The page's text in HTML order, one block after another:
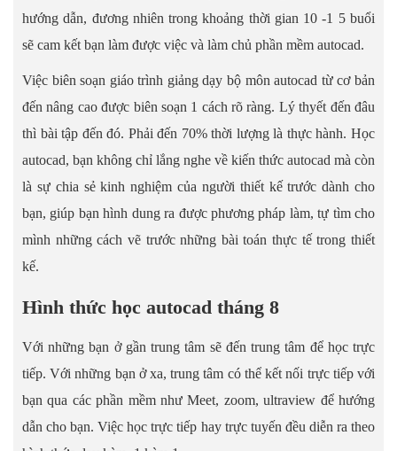
hướng dẫn, đương nhiên trong khoảng thời gian 10 -1 5 buổi
sẽ cam kết bạn làm được việc và làm chủ phần mềm autocad.
Việc biên soạn giáo trình giảng dạy bộ môn autocad từ cơ bản
đến nâng cao được biên soạn 1 cách rõ ràng. Lý thyết đến đâu
thì bài tập đến đó. Phải đến 70% thời lượng là thực hành. Học
autocad, bạn không chỉ lắng nghe về kiến thức autocad mà còn
là sự chia sẻ kinh nghiệm của người thiết kế trước dành cho
bạn, giúp bạn hình dung ra được phương pháp làm, tự tìm cho
mình những cách vẽ trước những bài toán thực tế trong thiết
kế.
Hình thức học autocad tháng 8
Với những bạn ở gần trung tâm sẽ đến trung tâm để học trực
tiếp. Với những bạn ở xa, trung tâm có thể kết nối trực tiếp với
bạn qua các phần mềm như Meet, zoom, ultraview để hướng
dẫn cho bạn. Việc học trực tiếp hay trực tuyến đều diễn ra theo